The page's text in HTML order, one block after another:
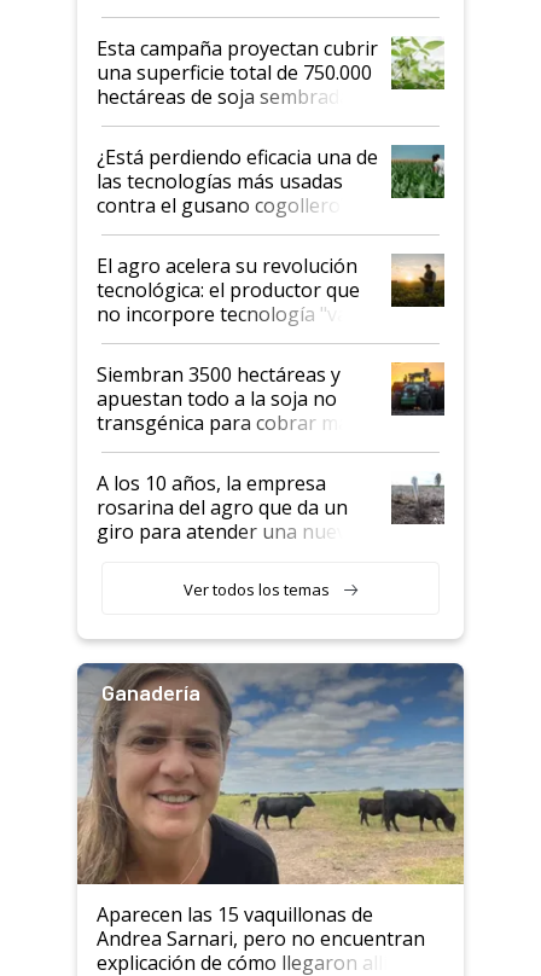
Esta campaña proyectan cubrir
una superficie total de 750.000
hectáreas de soja sembradas
con una nueva generación de
variedades que marcan un
salto tecnológico en genética y
rendimiento
¿Está perdiendo eficacia una de
las tecnologías más usadas
contra el gusano cogollero? El
desafío de una tecnología clave
El agro acelera su revolución
tecnológica: el productor que
no incorpore tecnología "va a
perder el tren"
Siembran 3500 hectáreas y
apuestan todo a la soja no
transgénica para cobrar más
por tonelada: compraron un
semillero
A los 10 años, la empresa
rosarina del agro que da un
giro para atender una nueva
Ver todos los temas
Ganadería
Aparecen las 15 vaquillonas de
Andrea Sarnari, pero no encuentran
explicación de cómo llegaron allí